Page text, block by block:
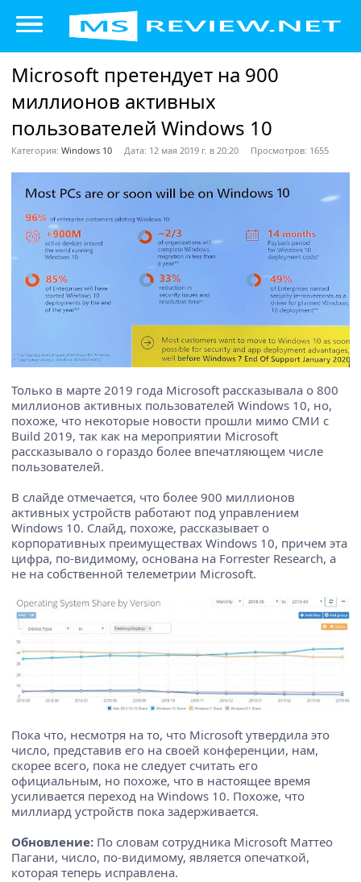
Microsoft претендует на 900
миллионов активных
пользователей Windows 10
Категория: Windows 10 Дата: 12 мая 2019 г. в 20:20 Просмотров: 1655
Только в марте 2019 года Microsoft рассказывала о 800
миллионов активных пользователей Windows 10, но,
похоже, что некоторые новости прошли мимо СМИ с
Build 2019, так как на мероприятии Microsoft
рассказывало о гораздо более впечатляющем числе
пользователей.
В слайде отмечается, что более 900 миллионов
активных устройств работают под управлением
Windows 10. Слайд, похоже, рассказывает о
корпоративных преимуществах Windows 10, причем эта
цифра, по-видимому, основана на Forrester Research, а
не на собственной телеметрии Microsoft.
Пока что, несмотря на то, что Microsoft утвердила это
число, представив его на своей конференции, нам,
скорее всего, пока не следует считать его
официальным, но похоже, что в настоящее время
усиливается переход на Windows 10. Похоже, что
миллиард устройств пока задерживается.
Обновление: По словам сотрудника Microsoft Маттео
Пагани, число, по-видимому, является опечаткой,
которая теперь исправлена.